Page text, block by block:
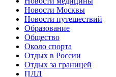
Новости Москвы
Новости путешествий
Образование
Общество
Около спорта
Отдых в России
Отдых за границей
ПДД